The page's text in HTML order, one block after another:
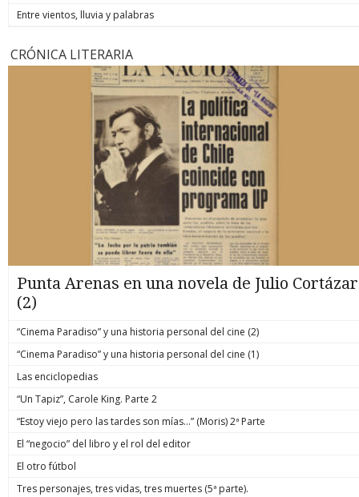
Entre vientos, lluvia y palabras
CRÓNICA LITERARIA
Punta Arenas en una novela de Julio Cortázar
(2)
“Cinema Paradiso” y una historia personal del cine (2)
“Cinema Paradiso” y una historia personal del cine (1)
Las enciclopedias
“Un Tapiz”, Carole King. Parte 2
“Estoy viejo pero las tardes son mías…” (Moris) 2ª Parte
El “negocio” del libro y el rol del editor
El otro fútbol
Tres personajes, tres vidas, tres muertes (5ª parte).